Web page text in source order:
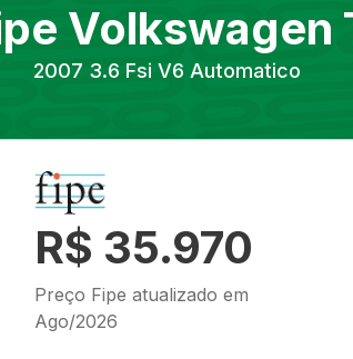
Volkswagen
2007 3.6 Fsi V6 Automatico
R$ 35.970
Preço Fipe atualizado em
Ago/2026